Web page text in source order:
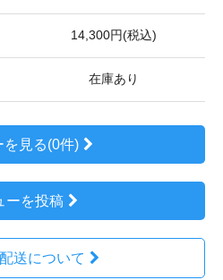
14,300円(税込)
在庫あり
を見る(0件)
ーを投稿
送について